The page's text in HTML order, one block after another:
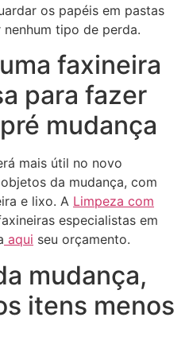
os papéis em pastas
tipo de perda.
faxineira
para fazer
mudança
mais útil no novo
da mudança, com
e lixo. A Limpeza com
especialistas em
aqui seu orçamento.
mudança,
itens menos